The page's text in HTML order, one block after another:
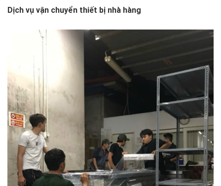
Dịch vụ vận chuyển thiết bị nhà hàng